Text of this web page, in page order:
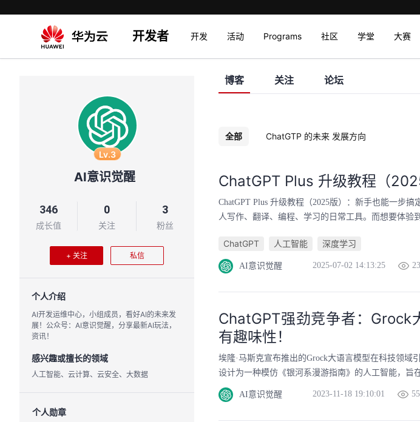
开发者 开发 活动 Programs 社区 学堂 大赛
Lv.3
AI意识觉醒
346
成长值
0
关注
3
粉丝
+ 关注 私信
个人介绍
AI开发运维中心，小组成员，看好AI的未来发
展！公众号：AI意识觉醒，分享最新AI玩法，
资讯！
感兴趣或擅长的领域
人工智能、云计算、云安全、大数据
个人勋章
博客 关注 论坛
全部 ChatGTP 的未来 发展方向
ChatGPT Plus 升级教程（
ChatGPT Plus 升级教程（2025版）：新手也能一步
人写作、翻译、编程、学习的日常工具。而想要体验
ChatGPT 人工智能 深度学习
AI意识觉醒 2025-07-02 14:13:25
ChatGPT强劲竞争者：Grock
有趣味性！
埃隆·马斯克宣布推出的Grock大语言模型在科技领域
设计为一种模仿《银河系漫游指南》的人工智能，旨
AI意识觉醒 2023-11-18 19:10:01